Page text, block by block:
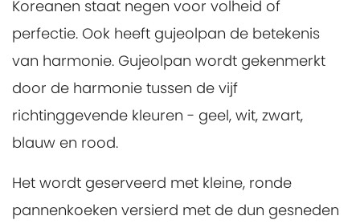
Koreanen staat negen voor volheid of
perfectie. Ook heeft gujeolpan de betekenis
van harmonie. Gujeolpan wordt gekenmerkt
door de harmonie tussen de vijf
richtinggevende kleuren - geel, wit, zwart,
blauw en rood.
Het wordt geserveerd met kleine, ronde
pannenkoeken versierd met de dun gesneden